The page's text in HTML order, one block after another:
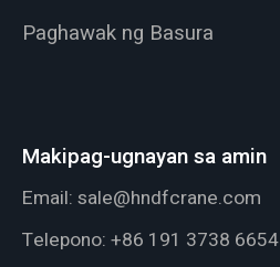
Paghawak ng Basura
Makipag-ugnayan sa amin
Email: sale@hndfcrane.com
Telepono: +86 191 3738 6654